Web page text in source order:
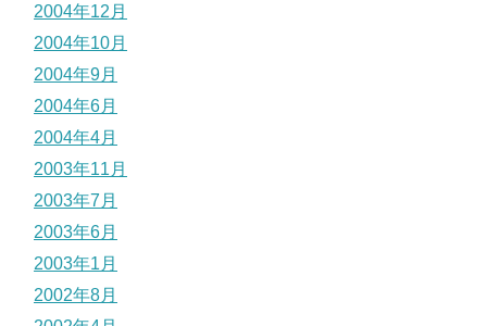
2004年12月
2004年10月
2004年9月
2004年6月
2004年4月
2003年11月
2003年7月
2003年6月
2003年1月
2002年8月